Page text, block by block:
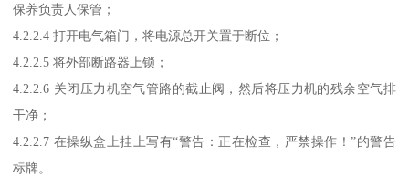
保养负责人保管；
4.2.2.4 打开电气箱门，将电源总开关置于断位；
4.2.2.5 将外部断路器上锁；
4.2.2.6 关闭压力机空气管路的截止阀，然后将压力机的残余空气排
干净；
4.2.2.7 在操纵盒上挂上写有“警告：正在检查，严禁操作！”的警告
标牌。